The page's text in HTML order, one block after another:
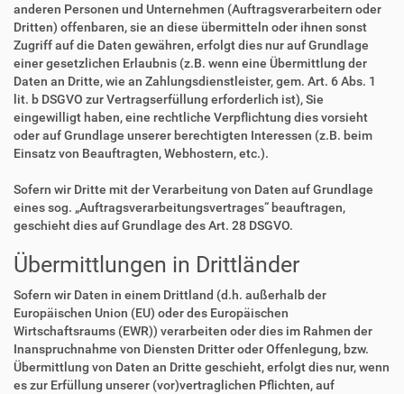
anderen Personen und Unternehmen (Auftragsverarbeitern oder
Dritten) offenbaren, sie an diese übermitteln oder ihnen sonst
Zugriff auf die Daten gewähren, erfolgt dies nur auf Grundlage
einer gesetzlichen Erlaubnis (z.B. wenn eine Übermittlung der
Daten an Dritte, wie an Zahlungsdienstleister, gem. Art. 6 Abs. 1
lit. b DSGVO zur Vertragserfüllung erforderlich ist), Sie
eingewilligt haben, eine rechtliche Verpflichtung dies vorsieht
oder auf Grundlage unserer berechtigten Interessen (z.B. beim
Einsatz von Beauftragten, Webhostern, etc.).
Sofern wir Dritte mit der Verarbeitung von Daten auf Grundlage
eines sog. „Auftragsverarbeitungsvertrages“ beauftragen,
geschieht dies auf Grundlage des Art. 28 DSGVO.
Übermittlungen in Drittländer
Sofern wir Daten in einem Drittland (d.h. außerhalb der
Europäischen Union (EU) oder des Europäischen
Wirtschaftsraums (EWR)) verarbeiten oder dies im Rahmen der
Inanspruchnahme von Diensten Dritter oder Offenlegung, bzw.
Übermittlung von Daten an Dritte geschieht, erfolgt dies nur, wenn
es zur Erfüllung unserer (vor)vertraglichen Pflichten, auf